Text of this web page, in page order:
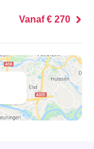
Vanaf € 270